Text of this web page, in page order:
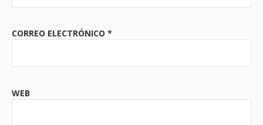
CORREO ELECTRÓNICO *
WEB